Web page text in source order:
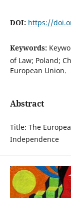
DOI: https://
Keywords:
of Law; Poland;
European Union.
Abstract
Title: The
Independence